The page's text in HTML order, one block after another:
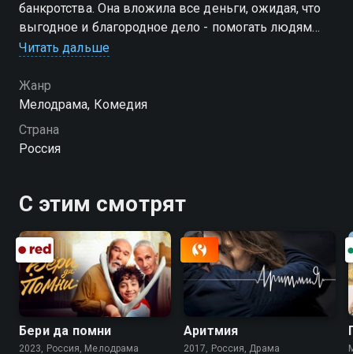
банкротства. Она вложила все деньги, ожидая, что
выгодное и благородное дело - помогать людям
обрести друг друга - принесет солидные
дефиците мужчин
Читать дальше
Жанр
Мелодрама, Комедия
Страна
Россия
С этим смотрят
Бери да помни
2023, Россия, Мелодрама
Аритмия
2017, Россия, Драма